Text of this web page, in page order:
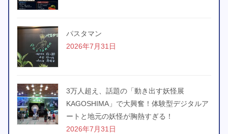
パスタマン
2026年7月31日
3万人超え、話題の「動き出す妖怪展
KAGOSHIMA」で大興奮！体験型デジタルア
ートと地元の妖怪が胸熱すぎる！
2026年7月31日